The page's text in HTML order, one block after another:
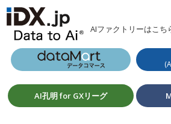
AIファクトリーはこち
AI孔明 for GXリーグ